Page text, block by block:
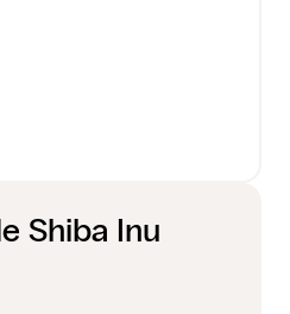
Shiba Inu